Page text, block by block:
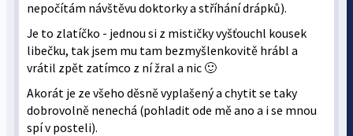
nepočítám návštěvu doktorky a stříhání drápků).
Je to zlatíčko - jednou si z mističky vyšťouchl kousek
libečku, tak jsem mu tam bezmyšlenkovitě hrábl a
vrátil zpět zatímco z ní žral a nic 🙂
Akorát je ze všeho děsně vyplašený a chytit se taky
dobrovolně nenechá (pohladit ode mě ano a i se mnou
spí v posteli).